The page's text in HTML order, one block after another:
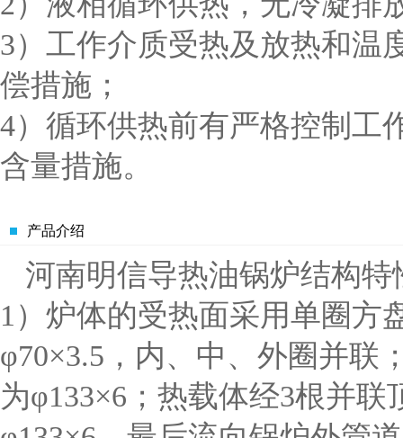
3）工作介质受热及放热和温
偿措施；
4）循环供热前有严格控制工
含量措施。
产品介绍
河南明信导热油锅炉结构特
1）炉体的受热面采用单圈方
φ70×3.5，内、中、外圈并联
为φ133×6；热载体经3根并